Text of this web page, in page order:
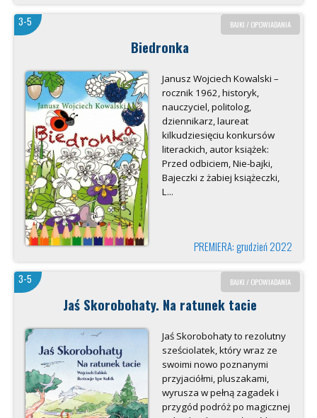
3-5 BAJKI / OPOWIADANIA
Biedronka
Janusz Wojciech Kowalski –
rocznik 1962, historyk,
nauczyciel, politolog,
dziennikarz, laureat
kilkudziesięciu konkursów
literackich, autor książek:
Przed odbiciem, Nie-bajki,
Bajeczki z żabiej książeczki,
L...
PREMIERA: grudzień 2022
3-5 BAJKI / OPOWIADANIA
Jaś Skorobohaty. Na ratunek tacie
Jaś Skorobohaty to rezolutny
sześciolatek, który wraz ze
swoimi nowo poznanymi
przyjaciółmi, pluszakami,
wyrusza w pełną zagadek i
przygód podróż po magicznej